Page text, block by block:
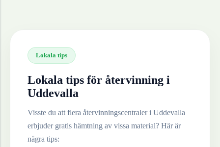
Lokala tips
Lokala tips för återvinning i
Uddevalla
Visste du att flera återvinningscentraler i Uddevalla
erbjuder gratis hämtning av vissa material? Här är
några tips: